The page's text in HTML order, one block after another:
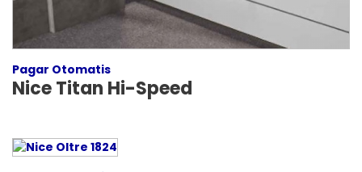
Pagar Otomatis
Nice Titan Hi-Speed